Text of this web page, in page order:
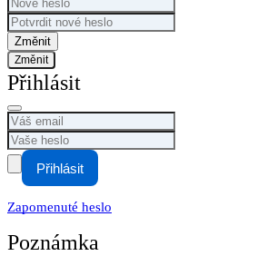
Změnit
Přihlásit
Přihlásit
Zapomenuté heslo
Poznámka